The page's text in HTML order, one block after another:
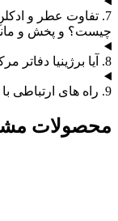
7. تفاوت عطر و
چیست؟ و پخش و
8. آیا برژینیا دفاتر مرکزی و پخش دارد؟
9. راه های ارتباطی با برژینیا از چه طریقی انجام میپذیرد؟
محصولات